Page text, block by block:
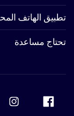
تطبيق الهاتف
تحتاج مساعدة
Accor Facebook